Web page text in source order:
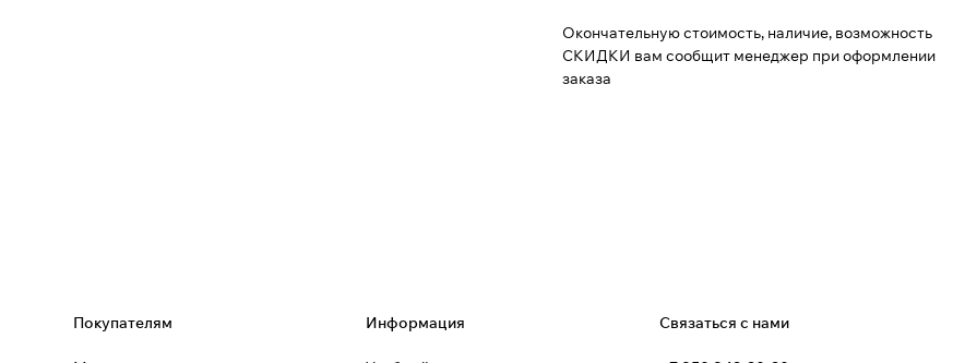
Окончательную стоимость, наличие, возможность
СКИДКИ вам сообщит менеджер при оформлении
заказа
Покупателям Информация Связаться с нами